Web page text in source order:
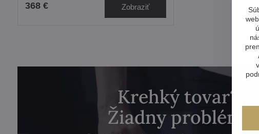
368 € Zobraziť
Krehký tovar?
Žiadny problém!